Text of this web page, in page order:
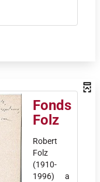
Fonds
Folz
Robert
Folz
(1910-
1996) a